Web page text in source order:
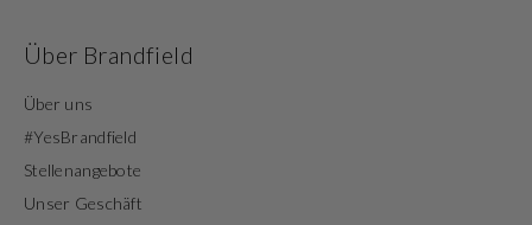
Über Brandfield
Über uns
#YesBrandfield
Stellenangebote
Unser Geschäft